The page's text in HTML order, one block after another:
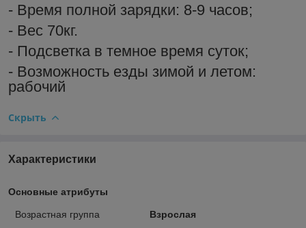
- Время полной зарядки: 8-9 часов;
- Вес 70кг.
- Подсветка в темное время суток;
- Возможность езды зимой и летом:
рабочий
Скрыть
Характеристики
Основные атрибуты
Возрастная группа
Взрослая